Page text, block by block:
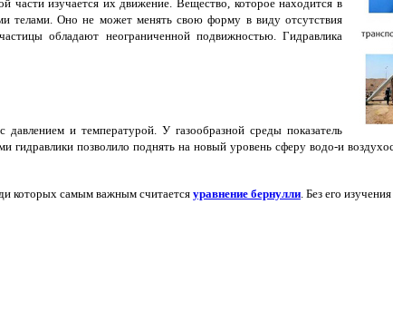
части изучается их движение. Вещество, которое находится в
телами. Оно не может менять свою форму в виду отсутствия
обладают неограниченной подвижностью. Гидравлика
давлением и температурой. У газообразной среды показатель
гидравлики позволило поднять на новый уровень сферу водо-и
которых самым важным считается уравнение бернулли. Без его